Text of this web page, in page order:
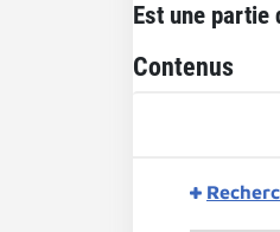
Est une partie
Contenus